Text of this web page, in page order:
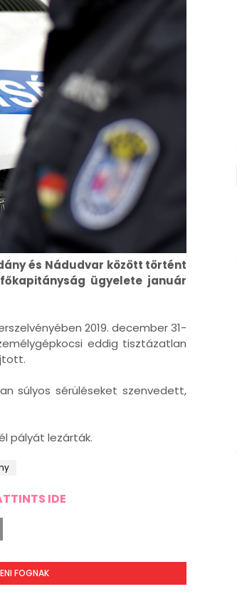
és Nádudvar között történt
ügyelete január
2019. december 31-
eddig tisztázatlan
súlyos sérüléseket szenvedett,
pályát lezárták.
IDE
FOGNAK